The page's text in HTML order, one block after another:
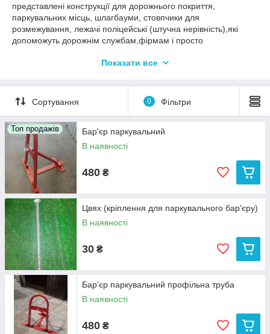
представлені конструкції для дорожнього покриття,
паркувальних місць, шлагбауми, стовпчики для
розмежування, лежачі поліцейські (штучна нерівність),які
допоможуть дорожнім службам,фірмам і просто
індивідуальні паркувальні місця.
Показати все
Сортування 0 Фільтри
Топ продажів
Бар'єр паркувальний
В наявності
480 ₴
Цвях (кріплення для паркувального бар'єру)
В наявності
30 ₴
Бар'єр паркувальний профільна труба
В наявності
480 ₴